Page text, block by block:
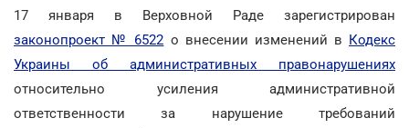
17 января в Верховной Раде зарегистрирован
законопроект № 6522 о внесении изменений в Кодекс
Украины об административных правонарушениях
относительно усиления административной
ответственности за нарушение требований